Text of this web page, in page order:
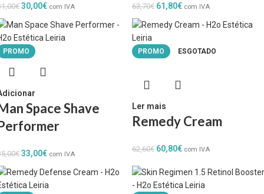
€ 30,00€ com IVA 63,70€ 61,80€ com IVA
PROMO
Space Shave
€ 33,00€ com IVA
PROMO ESGOTADO
Ler mais
Remedy Cream
62,60€ 60,80€ com IVA